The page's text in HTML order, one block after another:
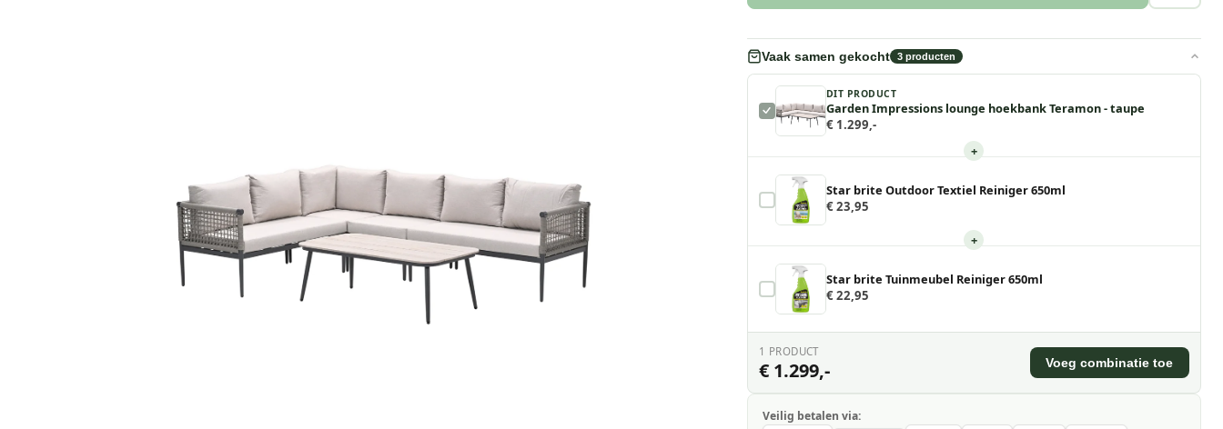
Vaak samen gekocht 3 producten
DIT PRODUCT
Garden Impressions lounge hoekbank Teramon - taupe
€ 1.299,-
+
Star brite Outdoor Textiel Reiniger 650ml
€ 23,95
+
Star brite Tuinmeubel Reiniger 650ml
€ 22,95
1 PRODUCT
€ 1.299,- Voeg combinatie toe
Veilig betalen via: